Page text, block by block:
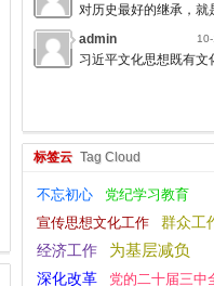
admin
标签云 Tag Cloud
不忘初心
党纪学习教育
宣传思想文化工作
群众工
经济工作 为基层减负
深化改革 党的二十届三中